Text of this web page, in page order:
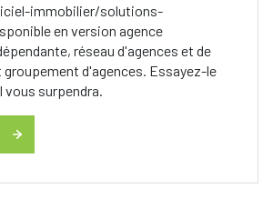
immobilier/solutions-
en version agence
réseau d'agences et de
d'agences. Essayez-le
surpendra.